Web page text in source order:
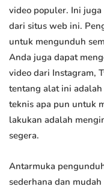
video populer. Ini
dari situs web ini.
untuk mengunduh
Anda juga dapat
video dari Instagram,
tentang alat ini
teknis apa pun untuk
lakukan adalah
segera.
Antarmuka
sederhana dan